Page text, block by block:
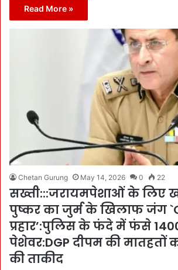
Read More »
Chetan Gurung May 14, 2026 0 22
सख्ती:::जरायमपेशाओं के लिए
पुष्कर का जुर्म के खिलाफ जंग
प्रहार’:पुलिस के फंदे में फंसे
पेशेवर:DGP दीपम की मातहतों
की ताकीद